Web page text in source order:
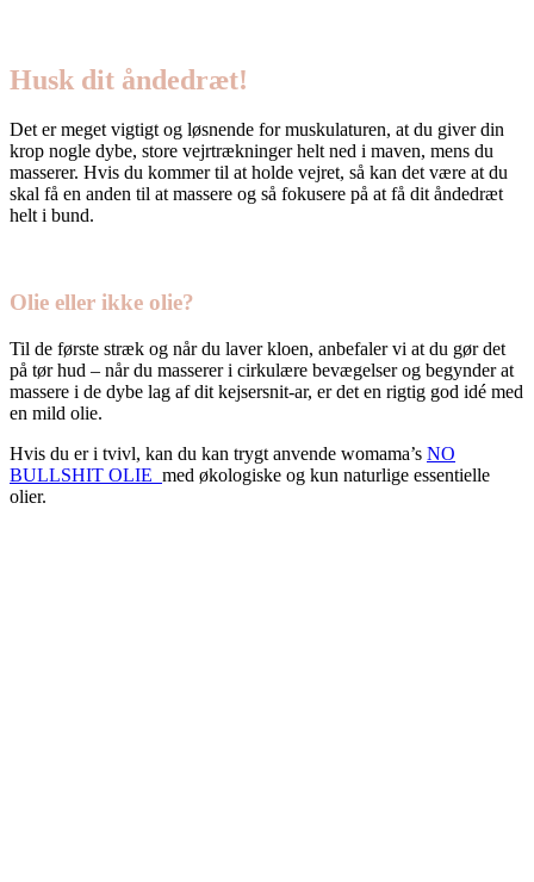
Husk dit åndedræt!
Det er meget vigtigt og løsnende for muskulaturen, at du giver din
krop nogle dybe, store vejrtrækninger helt ned i maven, mens du
masserer. Hvis du kommer til at holde vejret, så kan det være at du
skal få en anden til at massere og så fokusere på at få dit åndedræt
helt i bund.
Olie eller ikke olie?
Til de første stræk og når du laver kloen, anbefaler vi at du gør det
på tør hud – når du masserer i cirkulære bevægelser og begynder at
massere i de dybe lag af dit kejsersnit-ar, er det en rigtig god idé med
en mild olie.
Hvis du er i tvivl, kan du kan trygt anvende womama’s NO
BULLSHIT OLIE med økologiske og kun naturlige essentielle
olier.